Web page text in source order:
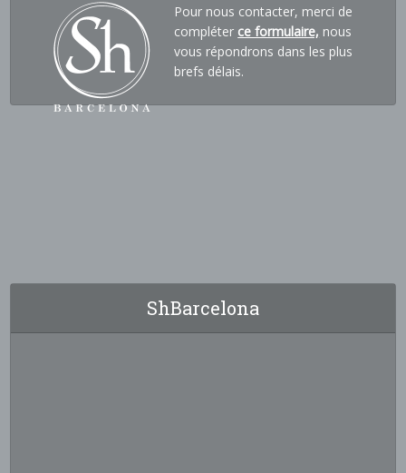
Pour nous contacter, merci de
compléter ce formulaire, nous
vous répondrons dans les plus
brefs délais.
ShBarcelona